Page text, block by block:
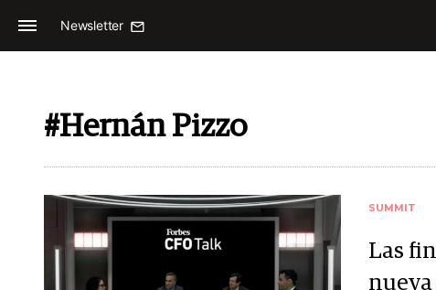
Newsletter
#Hernán Pizzo
SUMMIT
Las